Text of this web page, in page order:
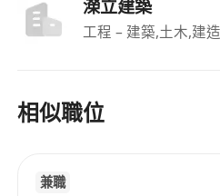
福利
薪金面議，提供具競爭
提供醫療津貼，保障員
濚立建築
工程 – 建築,土木,建
相似職位
兼職